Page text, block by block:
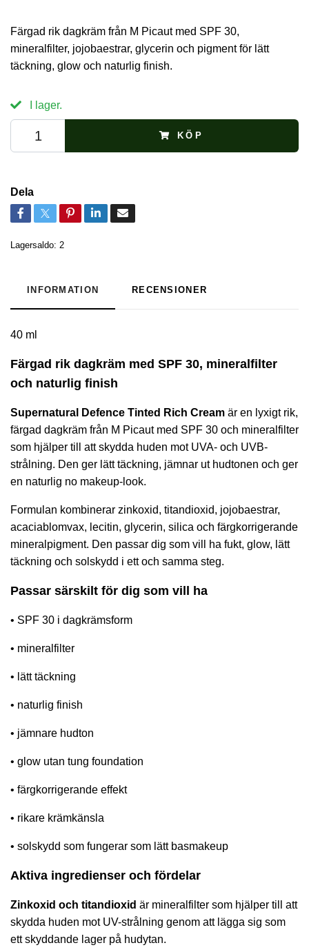
Färgad rik dagkräm från M Picaut med SPF 30,
mineralfilter, jojobaestrar, glycerin och pigment för lätt
täckning, glow och naturlig finish.
I lager.
KÖP
Dela
Lagersaldo: 2
INFORMATION RECENSIONER
40 ml
Färgad rik dagkräm med SPF 30, mineralfilter
och naturlig finish
Supernatural Defence Tinted Rich Cream är en lyxigt rik,
färgad dagkräm från M Picaut med SPF 30 och mineralfilter
som hjälper till att skydda huden mot UVA- och UVB-
strålning. Den ger lätt täckning, jämnar ut hudtonen och ger
en naturlig no makeup-look.
Formulan kombinerar zinkoxid, titandioxid, jojobaestrar,
acaciablomvax, lecitin, glycerin, silica och färgkorrigerande
mineralpigment. Den passar dig som vill ha fukt, glow, lätt
täckning och solskydd i ett och samma steg.
Passar särskilt för dig som vill ha
• SPF 30 i dagkrämsform
• mineralfilter
• lätt täckning
• naturlig finish
• jämnare hudton
• glow utan tung foundation
• färgkorrigerande effekt
• rikare krämkänsla
• solskydd som fungerar som lätt basmakeup
Aktiva ingredienser och fördelar
Zinkoxid och titandioxid är mineralfilter som hjälper till att
skydda huden mot UV-strålning genom att lägga sig som
ett skyddande lager på hudytan.